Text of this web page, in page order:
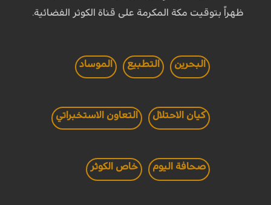
ظهراً بتوقيت مكة المكرمة على قناة الكوثر الفضائية.
البحرين التطبيع الموساد
كيان الاحتلال التعاون الاستخبراتي
صحافة اليوم خاص الكوثر